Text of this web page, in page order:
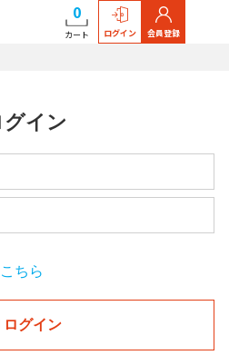
0
カート ログイン 会員登録
グイン
こちら
ログイン